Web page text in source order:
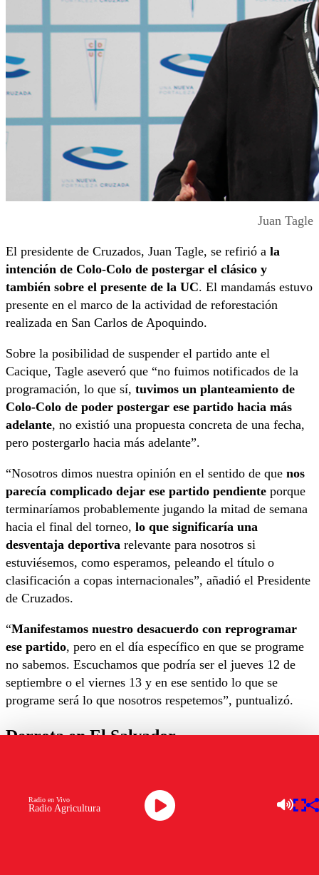
Juan Tagle
El presidente de Cruzados, Juan Tagle, se refirió a la
intención de Colo-Colo de postergar el clásico y
también sobre el presente de la UC. El mandamás estuvo
presente en el marco de la actividad de reforestación
realizada en San Carlos de Apoquindo.
Sobre la posibilidad de suspender el partido ante el
Cacique, Tagle aseveró que “no fuimos notificados de la
programación, lo que sí, tuvimos un planteamiento de
Colo-Colo de poder postergar ese partido hacia más
adelante, no existió una propuesta concreta de una fecha,
pero postergarlo hacia más adelante”.
“Nosotros dimos nuestra opinión en el sentido de que nos
parecía complicado dejar ese partido pendiente porque
terminaríamos probablemente jugando la mitad de semana
hacia el final del torneo, lo que significaría una
desventaja deportiva relevante para nosotros si
estuviésemos, como esperamos, peleando el título o
clasificación a copas internacionales”, añadió el Presidente
de Cruzados.
“Manifestamos nuestro desacuerdo con reprogramar
ese partido, pero en el día específico en que se programe
no sabemos. Escuchamos que podría ser el jueves 12 de
septiembre o el viernes 13 y en ese sentido lo que se
programe será lo que nosotros respetemos”, puntualizó.
Derrota en El Salvador
el equipo sintió el desgaste, un poco lo que
dijimos nosotros que podía ocurrir, de tener partido
domingo, miércoles en El Salvador, después sábado acá
Radio Agricultura
Radio en Vivo